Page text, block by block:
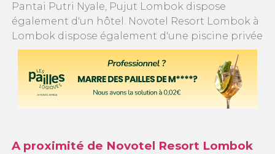
Pantai Putri Nyale, Pujut Lombok dispose
également d'un hôtel. Novotel Resort Lombok à
Lombok dispose également d'une piscine privée
A proximité de Novotel Resort Lombok